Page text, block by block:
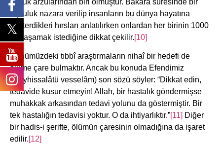
büyük arzularından biri olmuştur. Bakara sûresinde bir
topluluk nazara verilip insanların bu dünya hayatına
gösterdikleri hırsları anlatılırken onlardan her birinin 1000
yıl yaşamak istediğine dikkat çekilir.[10]
Günümüzdeki tıbbî araştırmaların nihaî bir hedefi de
ölüme çare bulmaktır. Ancak bu konuda Efendimiz
(aleyhissalâtü vesselâm) son sözü söyler: “Dikkat edin,
tedavide kusur etmeyin! Allah, bir hastalık göndermişse
muhakkak arkasından tedavi yolunu da göstermiştir. Bir
tek hastalığın tedavisi yoktur. O da ihtiyarlıktır.”[11] Diğer
bir hadis-i şerifte, ölümün çaresinin olmadığına da işaret
edilir.[12]